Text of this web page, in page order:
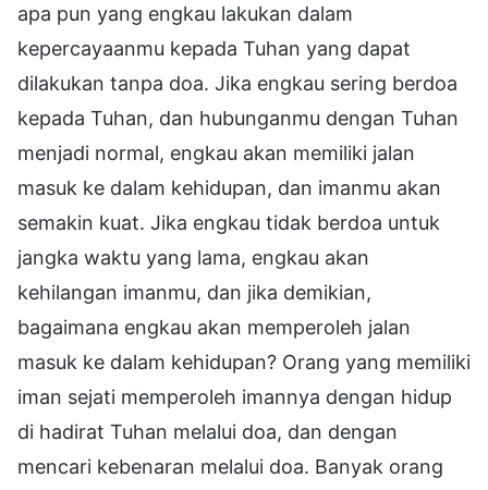
apa pun yang engkau lakukan dalam
kepercayaanmu kepada Tuhan yang dapat
dilakukan tanpa doa. Jika engkau sering berdoa
kepada Tuhan, dan hubunganmu dengan Tuhan
menjadi normal, engkau akan memiliki jalan
masuk ke dalam kehidupan, dan imanmu akan
semakin kuat. Jika engkau tidak berdoa untuk
jangka waktu yang lama, engkau akan
kehilangan imanmu, dan jika demikian,
bagaimana engkau akan memperoleh jalan
masuk ke dalam kehidupan? Orang yang memiliki
iman sejati memperoleh imannya dengan hidup
di hadirat Tuhan melalui doa, dan dengan
mencari kebenaran melalui doa. Banyak orang